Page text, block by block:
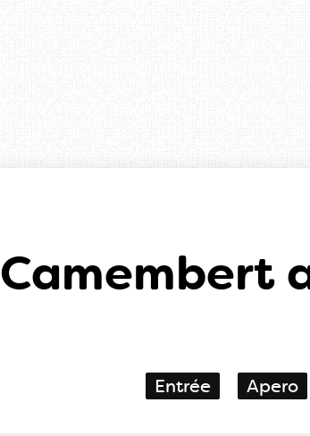
Camembert
Entrée Apero